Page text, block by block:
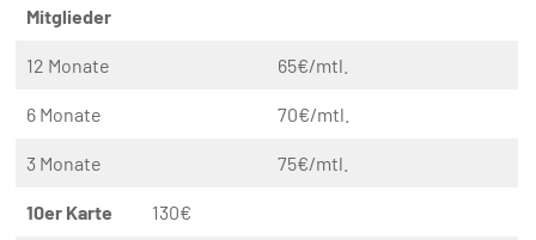
Mitglieder
12 Monate 65€/mtl.
6 Monate 70€/mtl.
3 Monate 75€/mtl.
10er Karte 130€